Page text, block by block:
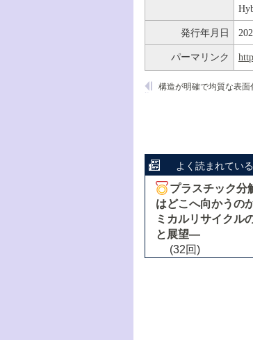
発行年月日
パーマリンク
よく読まれてい
プラスチック分
はどこへ向かうの
ミカルリサイクル
と展望―
(32回)